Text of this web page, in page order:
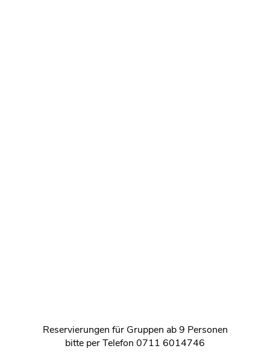
Reservierungen für Gruppen ab 9 Personen
bitte per Telefon 0711 6014746